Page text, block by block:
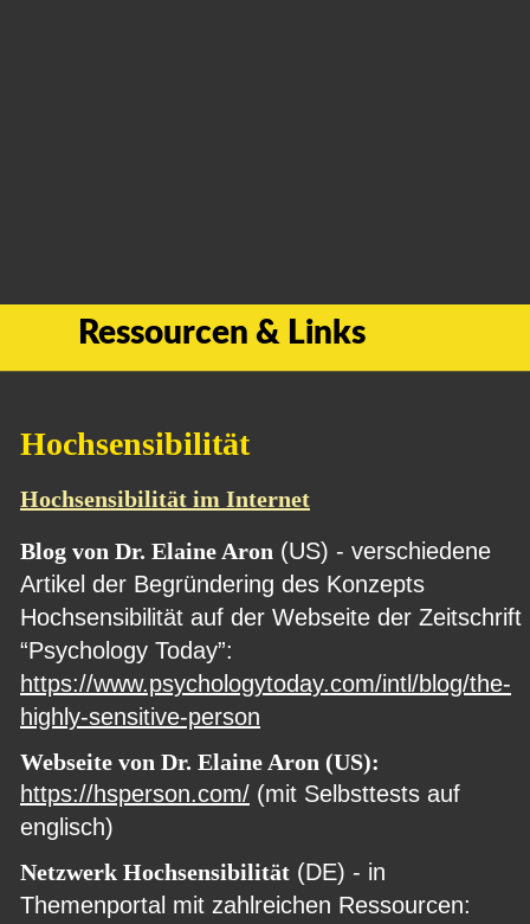
Ressourcen & Links
Hochsensibilität
Hochsensibilität im Internet
Blog von Dr. Elaine Aron (US) - verschiedene
Artikel der Begründering des Konzepts
Hochsensibilität auf der Webseite der Zeitschrift
“Psychology Today”:
https://www.psychologytoday.com/intl/blog/the-
highly-sensitive-person
Webseite von Dr. Elaine Aron (US):
https://hsperson.com/ (mit Selbsttests auf
englisch)
Netzwerk Hochsensibilität (DE) - in
Themenportal mit zahlreichen Ressourcen: